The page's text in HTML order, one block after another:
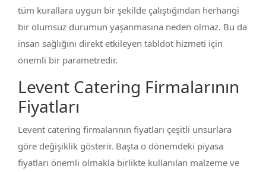
tüm kurallara uygun bir şekilde çalıştığından herhangi
bir olumsuz durumun yaşanmasına neden olmaz. Bu da
insan sağlığını direkt etkileyen tabldot hizmeti için
önemli bir parametredir.
Levent Catering Firmalarının
Fiyatları
Levent catering firmalarının fiyatları çeşitli unsurlara
göre değişiklik gösterir. Başta o dönemdeki piyasa
fiyatları önemli olmakla birlikte kullanılan malzeme ve